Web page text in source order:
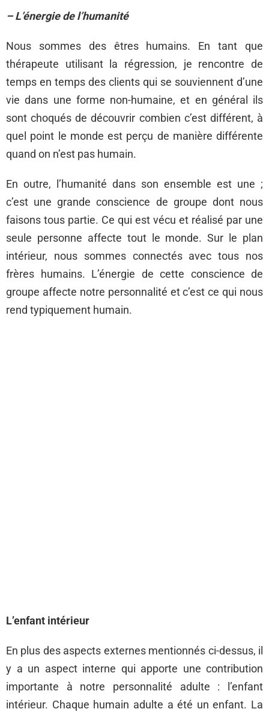
– L’énergie de l’humanité
Nous sommes des êtres humains. En tant que
thérapeute utilisant la régression, je rencontre de
temps en temps des clients qui se souviennent d’une
vie dans une forme non-humaine, et en général ils
sont choqués de découvrir combien c’est différent, à
quel point le monde est perçu de manière différente
quand on n’est pas humain.
En outre, l’humanité dans son ensemble est une ;
c’est une grande conscience de groupe dont nous
faisons tous partie. Ce qui est vécu et réalisé par une
seule personne affecte tout le monde. Sur le plan
intérieur, nous sommes connectés avec tous nos
frères humains. L’énergie de cette conscience de
groupe affecte notre personnalité et c’est ce qui nous
rend typiquement humain.
L’enfant intérieur
En plus des aspects externes mentionnés ci-dessus, il
y a un aspect interne qui apporte une contribution
importante à notre personnalité adulte : l’enfant
intérieur. Chaque humain adulte a été un enfant. La